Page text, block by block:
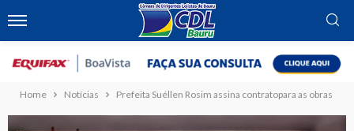
Home Notícias Prefeita Suéllen Rosim assina contratopara as obras de